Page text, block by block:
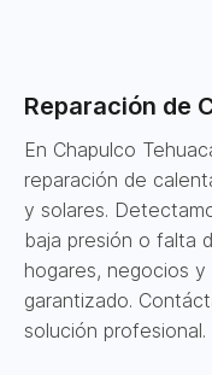
Reparación de
En Chapulco
reparación de
y solares.
baja presión o falta
hogares, negocios
garantizado.
solución profesional.